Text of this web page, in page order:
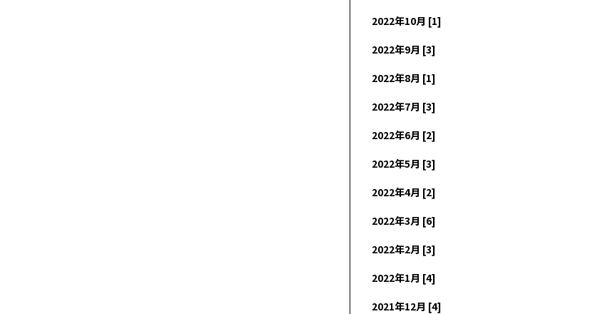
2022年10月 [1]
2022年9月 [3]
2022年8月 [1]
2022年7月 [3]
2022年6月 [2]
2022年5月 [3]
2022年4月 [2]
2022年3月 [6]
2022年2月 [3]
2022年1月 [4]
2021年12月 [4]